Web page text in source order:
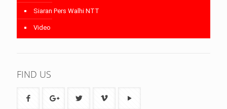
Siaran Pers Walhi NTT
Video
FIND US